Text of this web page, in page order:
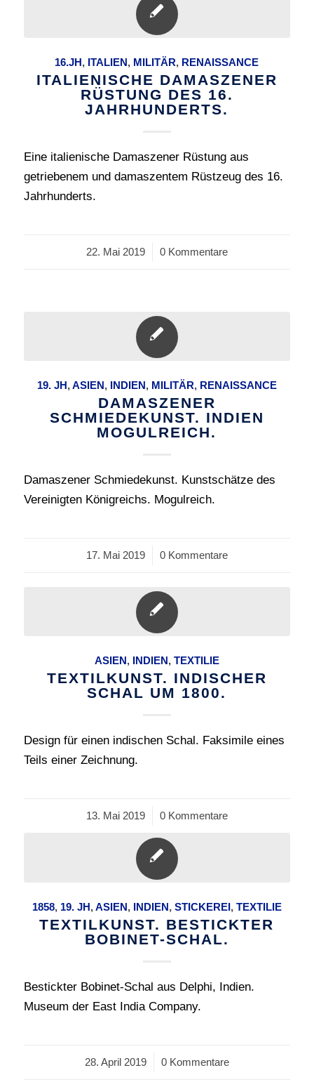
16.JH, ITALIEN, MILITÄR, RENAISSANCE
ITALIENISCHE DAMASZENER
RÜSTUNG DES 16.
JAHRHUNDERTS.
Eine italienische Damaszener Rüstung aus
getriebenem und damaszentem Rüstzeug des 16.
Jahrhunderts.
22. Mai 2019
/ 0 Kommentare
19. JH,ASIEN, INDIEN, MILITÄR, RENAISSANCE
DAMASZENER
SCHMIEDEKUNST. INDIEN
MOGULREICH.
Damaszener Schmiedekunst. Kunstschätze des
Vereinigten Königreichs. Mogulreich.
17. Mai 2019
/ 0 Kommentare
ASIEN, INDIEN, TEXTILIE
TEXTILKUNST. INDISCHER
SCHAL UM 1800.
Design für einen indischen Schal. Faksimile eines
Teils einer Zeichnung.
13. Mai 2019
/ 0 Kommentare
1858, 19. JH,ASIEN, INDIEN, STICKEREI, TEXTILIE
TEXTILKUNST. BESTICKTER
BOBINET-SCHAL.
Bestickter Bobinet-Schal aus Delphi, Indien.
Museum der East India Company.
28. April 2019
/ 0 Kommentare